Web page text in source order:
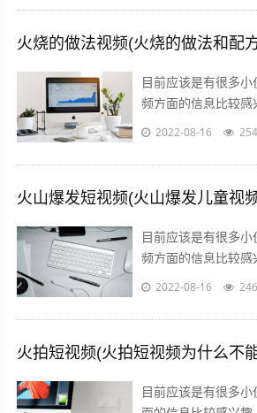
火烧的做法视频(火烧的做法和配
目前应该是有很多
频方面的信息比较
了一些与火烧的做法
2022-08-16
火山爆发短视频(火山爆发儿童视
目前应该是有很多
频方面的信息比较
了一些与火山爆发儿
2022-08-16
火拍短视频(火拍短视频为什么不
目前应该是有很多